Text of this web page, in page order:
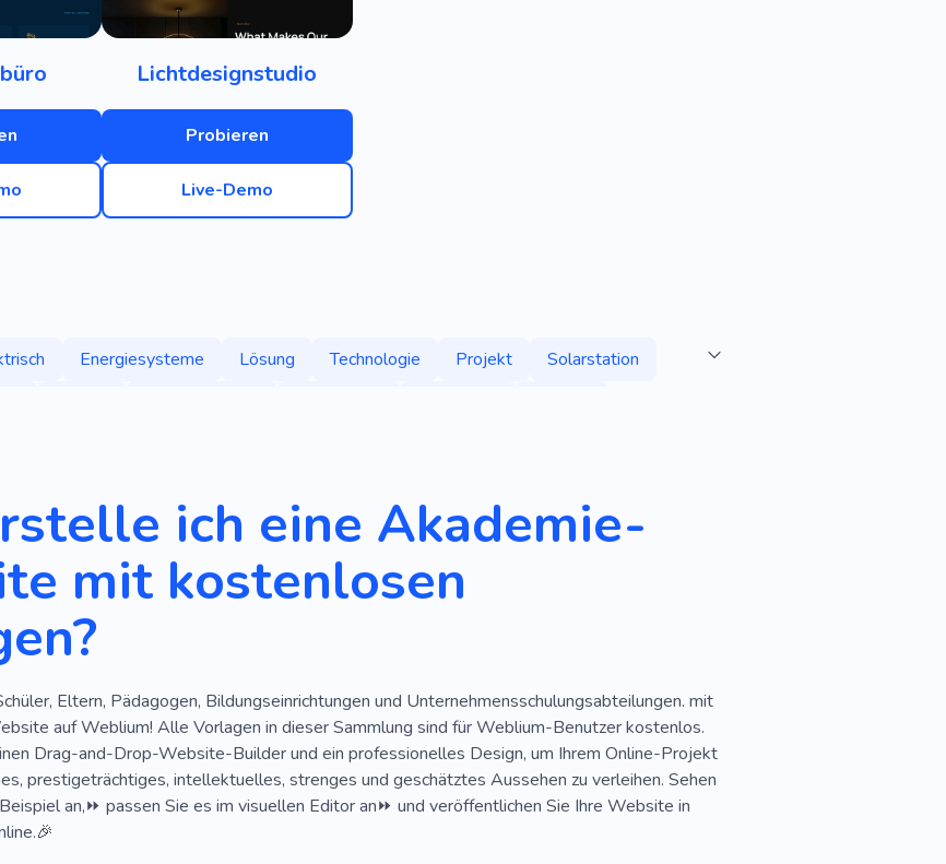
Lichtdesignstudio
Probieren
Live-Demo
Energiesysteme Lösung Technologie Projekt
Solarstation
ich eine Akademie-
mit kostenlosen
Eltern, Pädagogen, Bildungseinrichtungen und Unternehmensschulungsabteilungen. mit
auf Weblium! Alle Vorlagen in dieser Sammlung sind für Weblium-Benutzer kostenlos.
Drag-and-Drop-Website-Builder und ein professionelles Design, um Ihrem Online-Projekt
prestigeträchtiges, intellektuelles, strenges und geschätztes Aussehen zu verleihen. Sehen
an,⏩ passen Sie es im visuellen Editor an⏩ und veröffentlichen Sie Ihre Website in